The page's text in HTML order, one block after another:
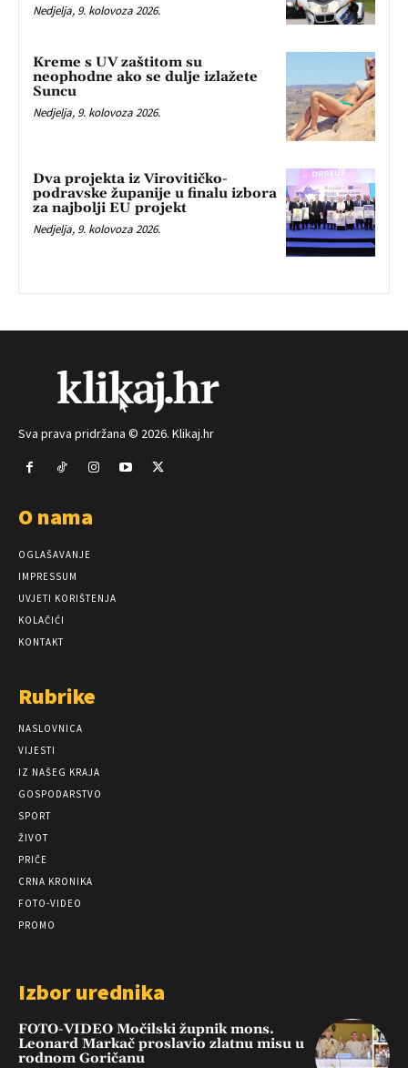
Nedjelja, 9. kolovoza 2026.
Kreme s UV zaštitom su
neophodne ako se dulje izlažete
Suncu
Nedjelja, 9. kolovoza 2026.
Dva projekta iz Virovitičko-
podravske županije u finalu izbora
za najbolji EU projekt
Nedjelja, 9. kolovoza 2026.
Sva prava pridržana © 2026. Klikaj.hr
O nama
OGLAŠAVANJE
IMPRESSUM
UVJETI KORIŠTENJA
KOLAČIĆI
KONTAKT
Rubrike
NASLOVNICA
VIJESTI
IZ NAŠEG KRAJA
GOSPODARSTVO
SPORT
ŽIVOT
PRIČE
CRNA KRONIKA
FOTO-VIDEO
PROMO
Izbor urednika
FOTO-VIDEO Močilski župnik mons.
Leonard Markač proslavio zlatnu misu u
rodnom Goričanu